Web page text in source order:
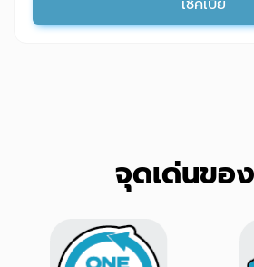
เช็คเบี้ย
จุดเด่นของ